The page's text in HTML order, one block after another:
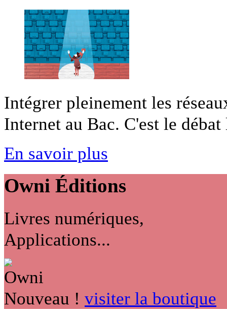
Intégrer pleinement les
Internet au Bac. C'est le
En savoir plus
Owni Éditions
Livres numériques,
Applications...
Nouveau ! visiter la boutique